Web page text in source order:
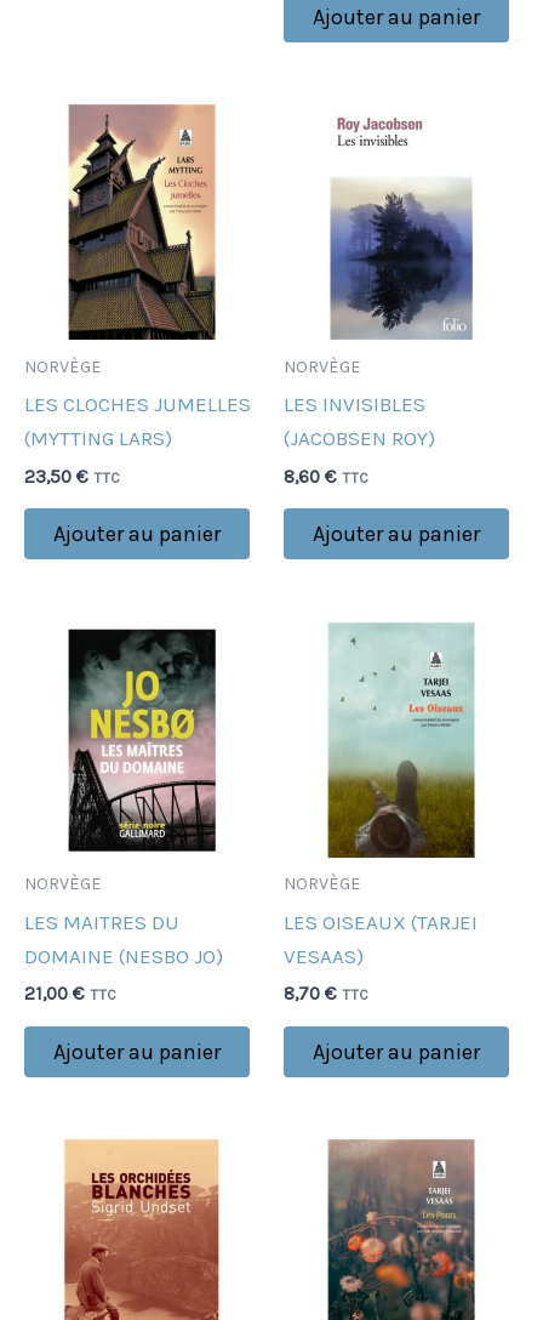
Ajouter au panier
NORVÈGE
LES CLOCHES JUMELLES
(MYTTING LARS)
23,50 € TTC
Ajouter au panier
NORVÈGE
LES INVISIBLES
(JACOBSEN ROY)
8,60 € TTC
Ajouter au panier
NORVÈGE
LES MAITRES DU
DOMAINE (NESBO JO)
21,00 € TTC
Ajouter au panier
NORVÈGE
LES OISEAUX (TARJEI
VESAAS)
8,70 € TTC
Ajouter au panier